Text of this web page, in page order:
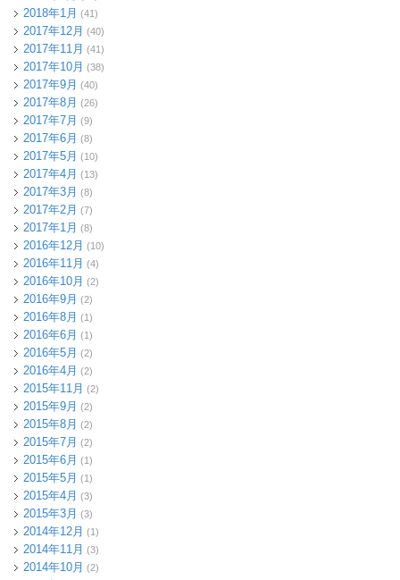
2018年1月 (41)
2017年12月 (40)
2017年11月 (41)
2017年10月 (38)
2017年9月 (40)
2017年8月 (26)
2017年7月 (9)
2017年6月 (8)
2017年5月 (10)
2017年4月 (13)
2017年3月 (8)
2017年2月 (7)
2017年1月 (8)
2016年12月 (10)
2016年11月 (4)
2016年10月 (2)
2016年9月 (2)
2016年8月 (1)
2016年6月 (1)
2016年5月 (2)
2016年4月 (2)
2015年11月 (2)
2015年9月 (2)
2015年8月 (2)
2015年7月 (2)
2015年6月 (1)
2015年5月 (1)
2015年4月 (3)
2015年3月 (3)
2014年12月 (1)
2014年11月 (3)
2014年10月 (2)